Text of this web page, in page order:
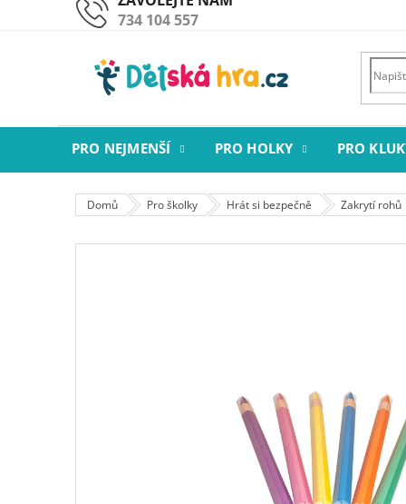
734 104 557
PRO NEJMENŠÍ PRO HOLKY PRO
Domů Pro školky Hrát si bezpečně Zakrytí rohů